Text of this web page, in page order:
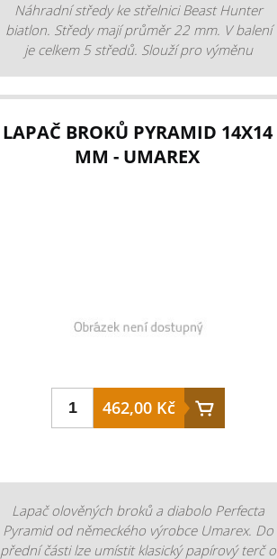
Náhradní středy ke střelnici Beast Hunter
biatlon. Středy mají průměr 22 mm. V balení
je celkem 5 středů. Slouží pro výměnu
LAPAČ BROKŮ PYRAMID 14X14
MM - UMAREX
462,00 Kč
Lapač olověných broků a diabolo Perfecta
Pyramid od německého výrobce Umarex. Do
přední části lze umístit klasický papírový terč o